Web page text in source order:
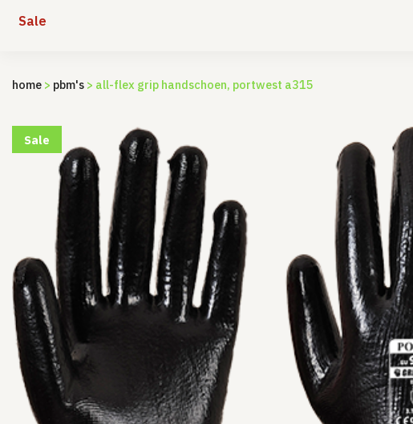
Sale
home > pbm's > all-flex grip handschoen, portwest a315
Sale